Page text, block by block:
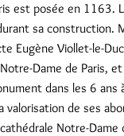
est posée en 1163.
sa construction.
Eugène Viollet-le-
Dame de Paris,
dans les 6
valorisation de ses
Notre-